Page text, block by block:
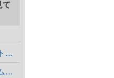
て
ユナイテッド・スーパーマーケット・ホールディングス(株)
ＧＭＯプロダクトプラットフォーム(株)